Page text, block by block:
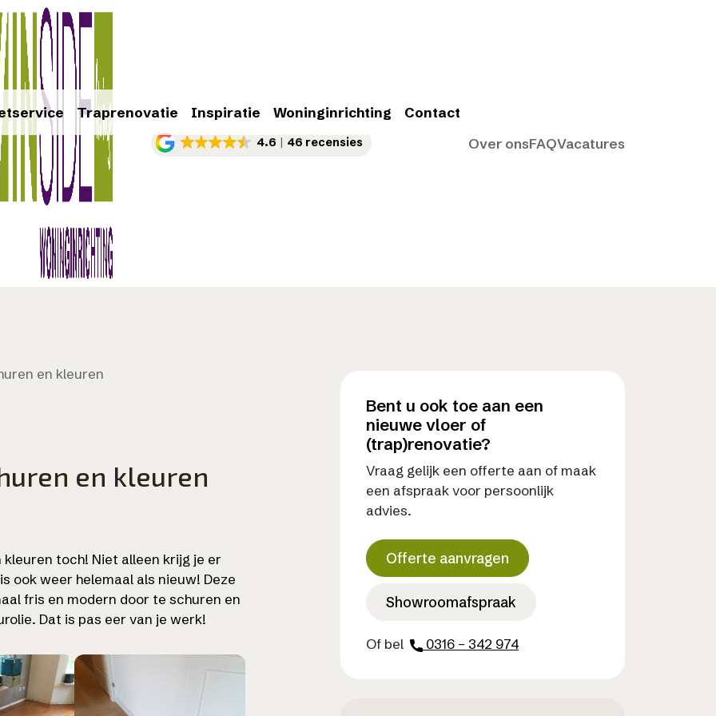
4.6 46 recensies
Traprenovatie Inspiratie Woninginrichting
Contact
Over onsFAQVacatures
en kleuren
en kleuren
toch! Niet alleen krijg je er
ook weer helemaal als nieuw! Deze
fris en modern door te schuren en
Dat is pas eer van je werk!
Bent u ook toe aan een
nieuwe vloer of
(trap)renovatie?
Vraag gelijk een offerte aan of maak
een afspraak voor persoonlijk
advies.
Offerte aanvragen
Showroomafspraak
Of bel 0316 – 342 974